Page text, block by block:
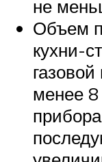
не
Объем
кухни-
менее 8